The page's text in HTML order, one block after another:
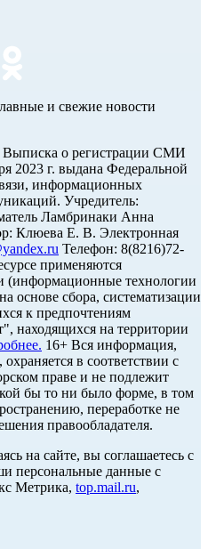
и свежие новости
Выписка о регистрации СМИ
2023 г. выдана Федеральной
информационных
Учредитель:
Ламбринаки Анна
Клюева Е. В. Электронная
Телефон: 8(8216)72-
применяются
(информационные технологии
основе сбора, систематизации
к предпочтениям
находящихся на территории
16+ Вся информация,
в соответствии с
праве и не подлежит
бы то ни было форме, в том
переработке не
правообладателя.
на сайте, вы соглашаетесь с
персональные данные с
Метрика, top.mail.ru,